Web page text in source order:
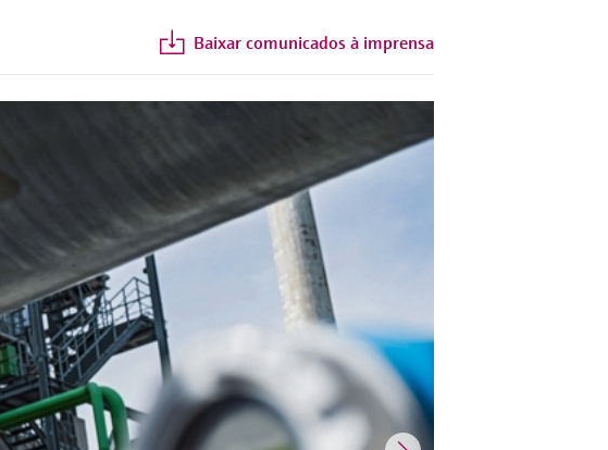
Baixar comunicados à imprensa